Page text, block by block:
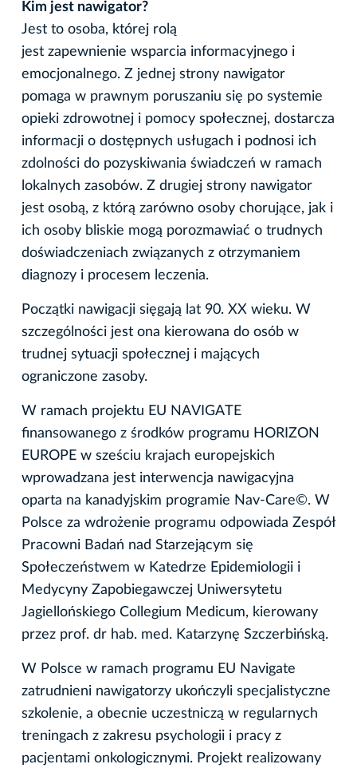
Kim jest nawigator?
Jest to osoba, której rolą
jest zapewnienie wsparcia informacyjnego i
emocjonalnego. Z jednej strony nawigator
pomaga w prawnym poruszaniu się po systemie
opieki zdrowotnej i pomocy społecznej, dostarcza
informacji o dostępnych usługach i podnosi ich
zdolności do pozyskiwania świadczeń w ramach
lokalnych zasobów. Z drugiej strony nawigator
jest osobą, z którą zarówno osoby chorujące, jak i
ich osoby bliskie mogą porozmawiać o trudnych
doświadczeniach związanych z otrzymaniem
diagnozy i procesem leczenia.
Początki nawigacji sięgają lat 90. XX wieku. W
szczególności jest ona kierowana do osób w
trudnej sytuacji społecznej i mających
ograniczone zasoby.
W ramach projektu EU NAVIGATE
finansowanego z środków programu HORIZON
EUROPE w sześciu krajach europejskich
wprowadzana jest interwencja nawigacyjna
oparta na kanadyjskim programie Nav-Care©. W
Polsce za wdrożenie programu odpowiada Zespół
Pracowni Badań nad Starzejącym się
Społeczeństwem w Katedrze Epidemiologii i
Medycyny Zapobiegawczej Uniwersytetu
Jagiellońskiego Collegium Medicum, kierowany
przez prof. dr hab. med. Katarzynę Szczerbińską.
W Polsce w ramach programu EU Navigate
zatrudnieni nawigatorzy ukończyli specjalistyczne
szkolenie, a obecnie uczestniczą w regularnych
treningach z zakresu psychologii i pracy z
pacjentami onkologicznymi. Projekt realizowany